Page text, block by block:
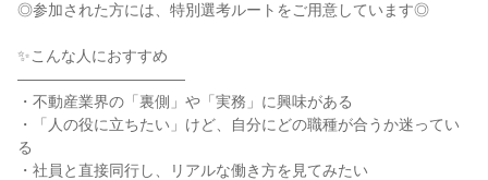
◎参加された方には、特別選考ルートをご用意しています◎
✨こんな人におすすめ
―――――――――――
・不動産業界の「裏側」や「実務」に興味がある
・「人の役に立ちたい」けど、自分にどの職種が合うか迷ってい
る
・社員と直接同行し、リアルな働き方を見てみたい